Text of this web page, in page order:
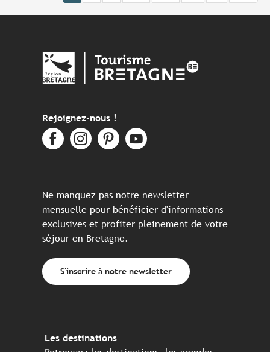
Rejoignez-nous !
Ne manquez pas notre newsletter
mensuelle pour bénéficier d'informations
exclusives et profiter pleinement de votre
séjour en Bretagne.
S'inscrire à notre newsletter
Les destinations